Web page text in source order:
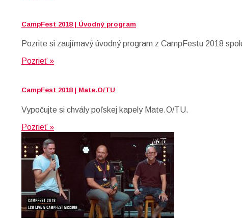
CampFest 2018 | Úvodný program
Pozrite si zaujímavý úvodný program z CampFestu 2018
Pozrieť »
CampFest 2018 | Mate.O/TU
Vypočujte si chvály poľskej kapely Mate.O/TU.
Pozrieť »